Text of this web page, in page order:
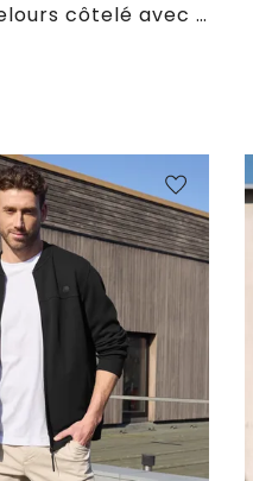
Surchemise en velours côtelé avec poches poitrine